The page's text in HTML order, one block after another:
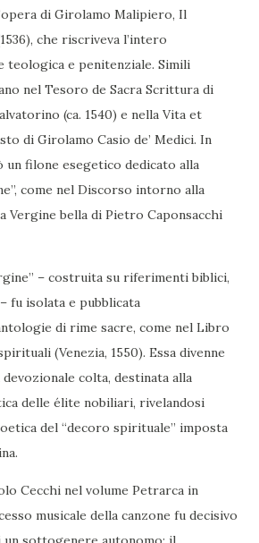
di Girolamo Malipiero, Il
che riscriveva l’intero
teologica e penitenziale. Simili
nel Tesoro de Sacra Scrittura di
(ca. 1540) e nella Vita et
di Girolamo Casio de’ Medici. In
un filone esegetico dedicato alla
come nel Discorso intorno alla
Vergine bella di Pietro Caponsacchi
– costruita su riferimenti biblici,
fu isolata e pubblicata
di rime sacre, come nel Libro
(Venezia, 1550). Essa divenne
colta, destinata alla
delle élite nobiliari, rivelandosi
del “decoro spirituale” imposta
Cecchi nel volume Petrarca in
musicale della canzone fu decisivo